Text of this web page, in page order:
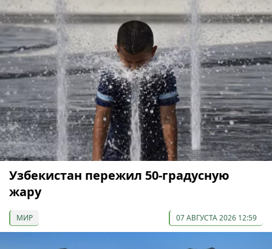
Узбекистан пережил 50-градусную
жару
МИР 07 АВГУСТА 2026 12:59